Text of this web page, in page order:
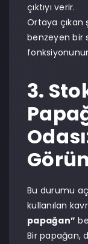
çıktıyı verir.
Ortaya çıkan
benzeyen bir
3.
Bu durumu
kullanılan
papağan”
Bir papağan,